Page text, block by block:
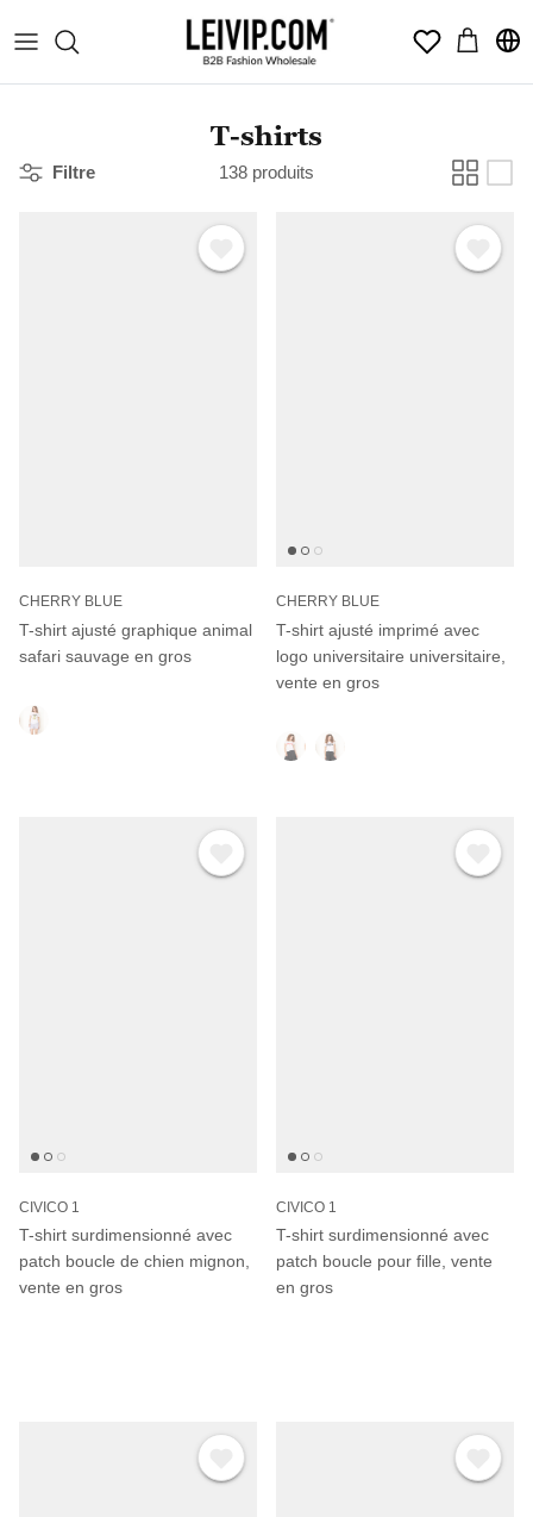
au
Wishlist
T-shirts
Filtre 138 produits
CHERRY BLUE
T-shirt ajusté graphique animal
safari sauvage en gros
CHERRY BLUE
T-shirt ajusté imprimé avec
logo universitaire universitaire,
vente en gros
CIVICO 1
T-shirt surdimensionné avec
patch boucle de chien mignon,
vente en gros
CIVICO 1
T-shirt surdimensionné avec
patch boucle pour fille, vente
en gros